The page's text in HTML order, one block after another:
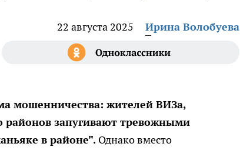
22 августа 2025 Ирина Волобуева
мошенничества: жителей ВИЗа,
районов запугивают тревожными
в районе". Однако вместо